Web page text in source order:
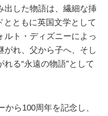
出した物語は、繊細な挿
ともに英国文学として
ルト・ディズニーによっ
がれ、父から子へ、そし
る“永遠の物語”として
ら100周年を記念し、